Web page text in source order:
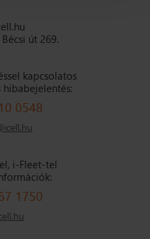
út 269.
kapcsolatos
0548
i-Fleet-tel
1750